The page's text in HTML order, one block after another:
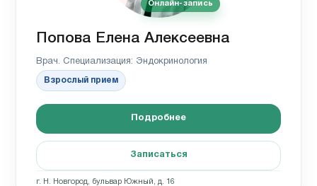
Онлайн-запись
Попова Елена Алексеевна
Врач. Специализация: Эндокринология
Взрослый прием
Подробнее
Записаться
г. Н. Новгород, бульвар Южный, д. 16